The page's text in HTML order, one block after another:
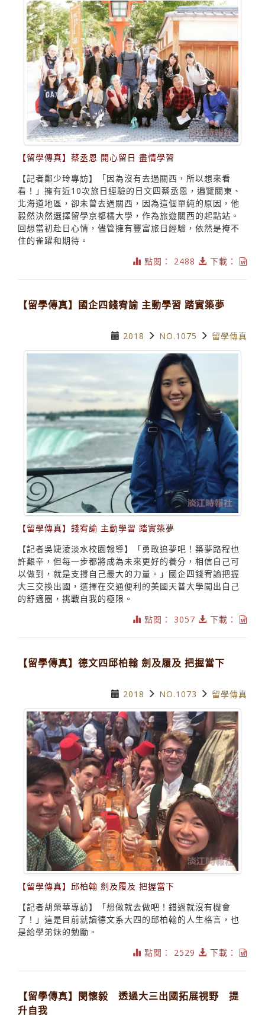
【留學傳真】蔡丞恩 開心留日 盡情學習
【記者鄭少玲專訪】「因為沒有去過關西，所以想來看
看！」擁有近10次旅日經驗的日文四蔡丞恩，遍覽關東、
北海道地區，卻未曾去過關西，因為這個單純的原因，他
毅然決然選擇留學京都橘大學，作為旅遊關西的起點站。
回想當初赴日心情，儘管擁有豐富旅日經驗，依然是掩不
住的雀躍和期待。
點閱： 2488
下載：
【留學傳真】國企四錢宥諭 主動學習 踏實築夢
2018 NO.1075 留學傳真
【留學傳真】錢宥諭 主動學習 踏實築夢
【記者吳婕淩淡水校園報導】「勇敢追夢吧！築夢路程也
許艱辛，但每一步都將成為未來更好的養分，相信自己可
以做到，就是支撐自己最大的力量。」國企四錢宥諭把握
大三交換出國，選擇在交通便利的美國天普大學闖出自己
的舒適圈，挑戰自我的極限。
點閱： 3057
下載：
【留學傳真】德文四邱柏翰 劍及履及 把握當下
2018 NO.1073 留學傳真
【留學傳真】邱柏翰 劍及履及 把握當下
【記者胡榮華專訪】「想做就去做吧！錯過就沒有機會
了！」這是目前就讀德文系大四的邱柏翰的人生格言，也
是給學弟妹的勉勵。
點閱： 2529
下載：
【留學傳真】閔懷毅 透過大三出國拓展視野 提
升自我